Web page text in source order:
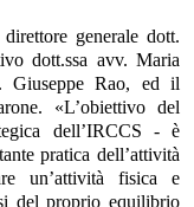
generale dott.
dott.ssa avv. Maria
Giuseppe Rao, ed il
«L’obiettivo del
dell’IRCCS - è
pratica dell’attività
un’attività fisica e
del proprio equilibrio